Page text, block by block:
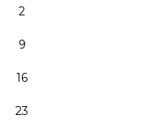
2
9
16
23